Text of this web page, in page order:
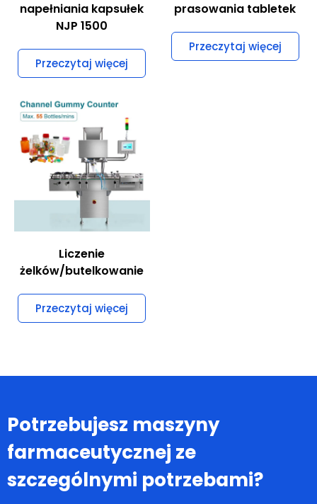
napełniania kapsułek
NJP 1500
Przeczytaj więcej
prasowania tabletek
Przeczytaj więcej
Liczenie
żelków/butelkowanie
Przeczytaj więcej
Potrzebujesz maszyny
farmaceutycznej ze
szczególnymi potrzebami?